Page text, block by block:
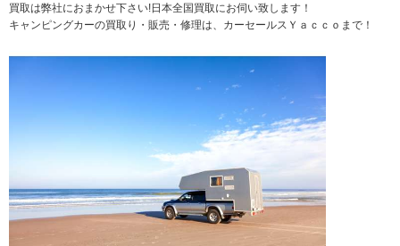
買取は弊社におまかせ下さい!日本全国買取にお伺い致します！
キャンピングカーの買取り・販売・修理は、カーセールスＹａｃｃｏまで！